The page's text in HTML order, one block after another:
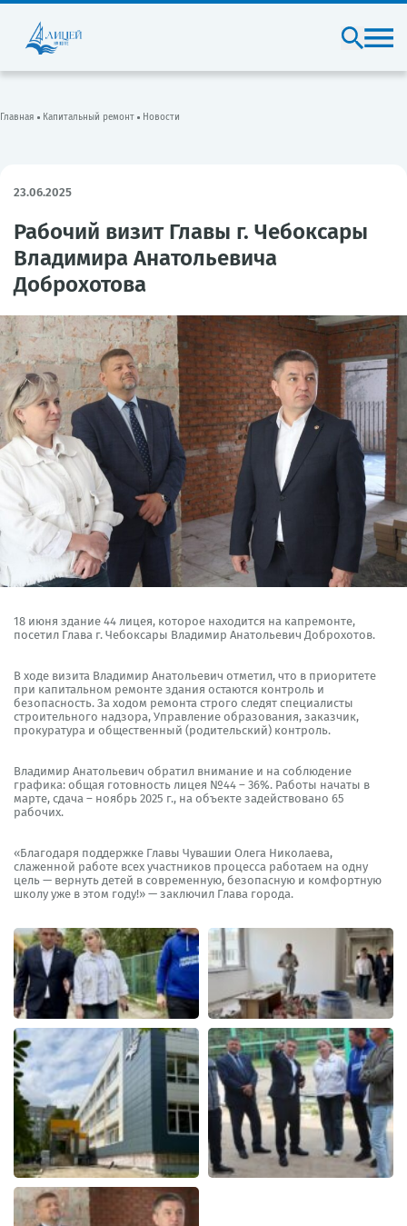
Главная Капитальный ремонт Новости
23.06.2025
Рабочий визит Главы г. Чебоксары
Владимира Анатольевича
Доброхотова
18 июня здание 44 лицея, которое находится на капремонте,
посетил Глава г. Чебоксары Владимир Анатольевич Доброхотов.
В ходе визита Владимир Анатольевич отметил, что в приоритете
при капитальном ремонте здания остаются контроль и
безопасность. За ходом ремонта строго следят специалисты
строительного надзора, Управление образования, заказчик,
прокуратура и общественный (родительский) контроль.
Владимир Анатольевич обратил внимание и на соблюдение
графика: общая готовность лицея №44 – 36%. Работы начаты в
марте, сдача – ноябрь 2025 г., на объекте задействовано 65
рабочих.
«Благодаря поддержке Главы Чувашии Олега Николаева,
слаженной работе всех участников процесса работаем на одну
цель — вернуть детей в современную, безопасную и комфортную
школу уже в этом году!» — заключил Глава города.